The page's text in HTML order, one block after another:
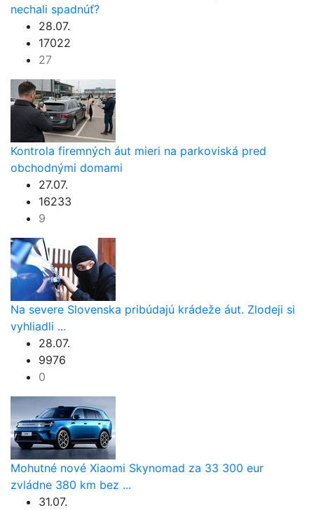
nechali spadnúť?
28.07.
17022
27
Kontrola firemných áut mieri na parkoviská pred
obchodnými domami
27.07.
16233
9
Na severe Slovenska pribúdajú krádeže áut. Zlodeji si
vyhliadli ...
28.07.
9976
0
Mohutné nové Xiaomi Skynomad za 33 300 eur
zvládne 380 km bez ...
31.07.